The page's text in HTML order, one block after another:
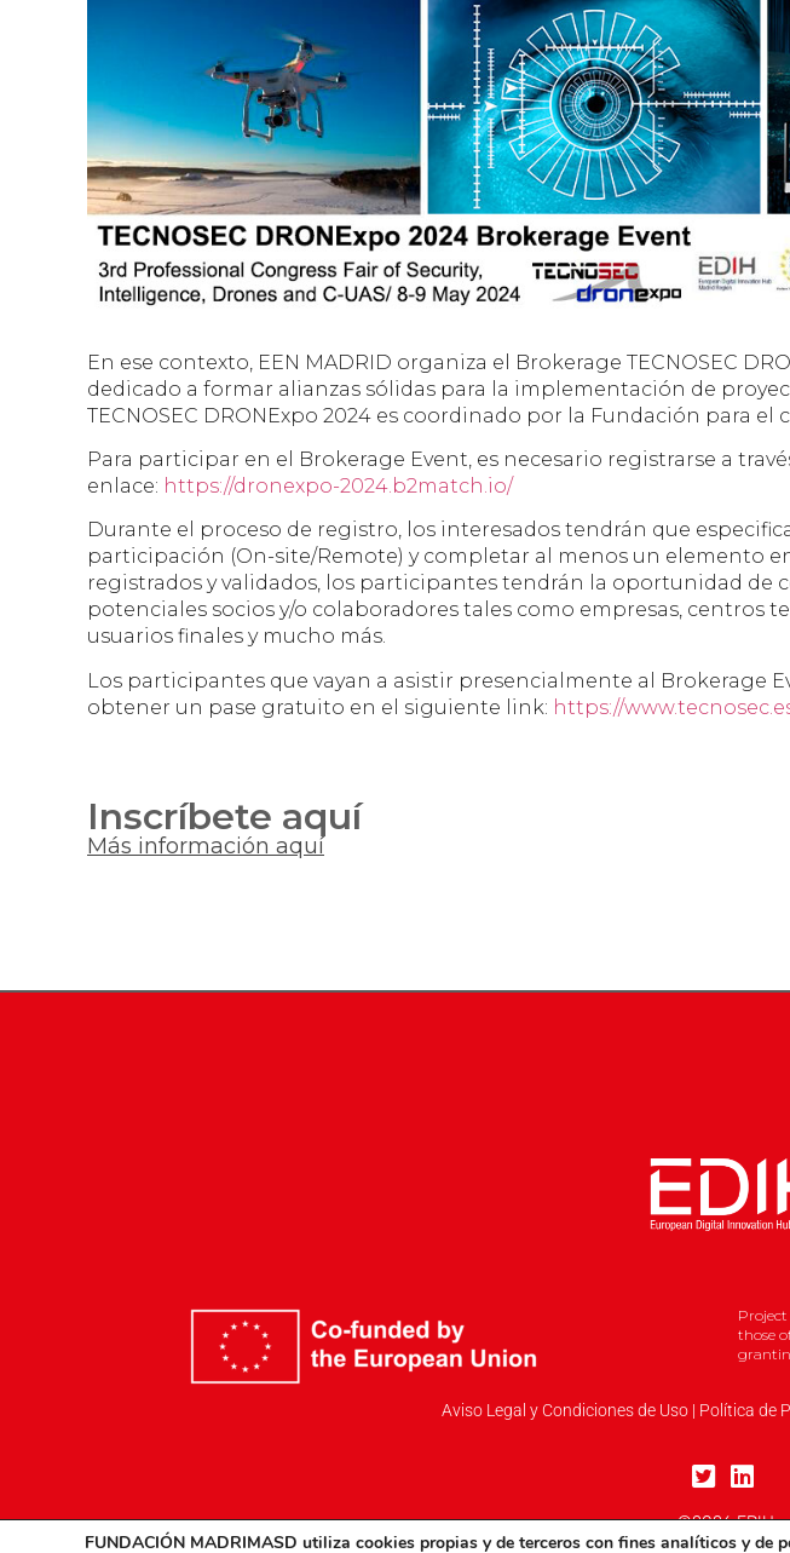
En ese contexto, EEN MADRID organiza el Brokerage TECNOSEC
dedicado a formar alianzas sólidas para la implementación de
TECNOSEC DRONExpo 2024 es coordinado por la Fundación para el
Para participar en el Brokerage Event, es necesario registrarse a
enlace: https://dronexpo-2024.b2match.io/
Durante el proceso de registro, los interesados tendrán que
participación (On-site/Remote) y completar al menos un elemento
registrados y validados, los participantes tendrán la oportunidad de
potenciales socios y/o colaboradores tales como empresas, centros
usuarios finales y mucho más.
Los participantes que vayan a asistir presencialmente al Brokerage
obtener un pase gratuito en el siguiente link: https://
Inscríbete aquí
Más información aquí
Project
those
Aviso Legal y Condiciones de Uso| Política de
©2026 EDIH
FUNDACIÓN MADRIMASD utiliza cookies propias yde terceros con fines analíticos y de